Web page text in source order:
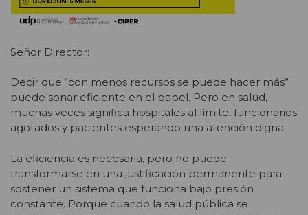
Señor Director:
Decir que “con menos recursos se puede hacer más”
puede sonar eficiente en el papel. Pero en salud,
muchas veces significa hospitales al límite, funcionarios
agotados y pacientes esperando una atención digna.
La eficiencia es necesaria, pero no puede
transformarse en una justificación permanente para
sostener un sistema que funciona bajo presión
constante. Porque cuando la salud pública se